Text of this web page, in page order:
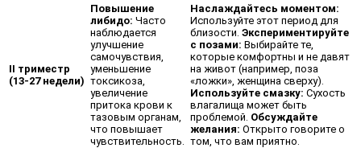
II триместр
(13-27 недели)
Повышение
либидо: Часто
наблюдается
улучшение
самочувствия,
уменьшение
токсикоза,
увеличение
притока крови к
тазовым органам,
что повышает
чувствительность.
Наслаждайтесь моментом:
Используйте этот период для
близости. Экспериментируйте
с позами: Выбирайте те,
которые комфортны и не давят
на живот (например, поза
«ложки», женщина сверху).
Используйте смазку: Сухость
влагалища может быть
проблемой. Обсуждайте
желания: Открыто говорите о
том, что вам приятно.